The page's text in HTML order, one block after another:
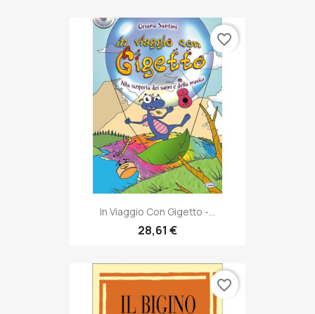
In Viaggio Con Gigetto -...
28,61 €
favorite_border
favorite_border